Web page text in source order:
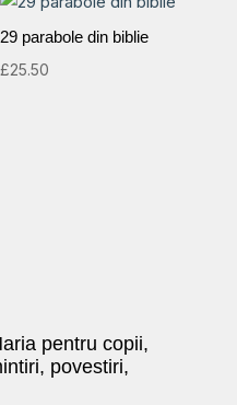
29 parabole din biblie
£25.50
pentru copii,
povestiri,